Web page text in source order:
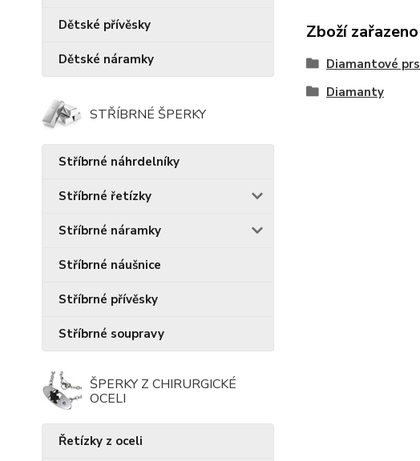
Dětské přívěsky
Dětské náramky
STŘÍBRNÉ ŠPERKY
Stříbrné náhrdelníky
Stříbrné řetízky
Stříbrné náramky
Stříbrné náušnice
Stříbrné přívěsky
Stříbrné soupravy
ŠPERKY Z CHIRURGICKÉ
OCELI
Řetízky z oceli
Zboží
Diamantové
Diamanty